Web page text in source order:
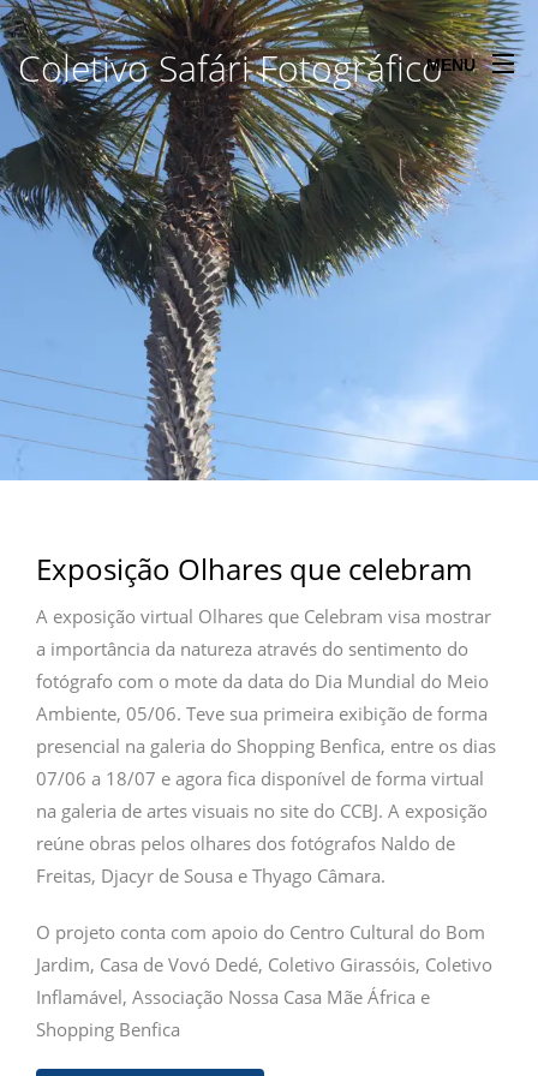
Coletivo Safári FotográficoMENU
Exposição Olhares que celebram
A exposição virtual Olhares que Celebram visa mostrar
a importância da natureza através do sentimento do
fotógrafo com o mote da data do Dia Mundial do Meio
Ambiente, 05/06. Teve sua primeira exibição de forma
presencial na galeria do Shopping Benfica, entre os dias
07/06 a 18/07 e agora fica disponível de forma virtual
na galeria de artes visuais no site do CCBJ. A exposição
reúne obras pelos olhares dos fotógrafos Naldo de
Freitas, Djacyr de Sousa e Thyago Câmara.
O projeto conta com apoio do Centro Cultural do Bom
Jardim, Casa de Vovó Dedé, Coletivo Girassóis, Coletivo
Inflamável, Associação Nossa Casa Mãe África e
Shopping Benfica